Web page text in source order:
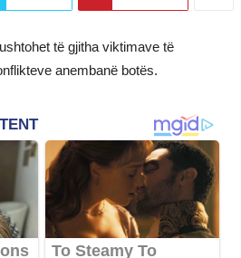
të gjitha viktimave të
anembanë botës.